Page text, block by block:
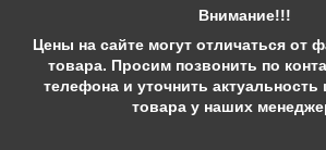
Внимание!!!
Цены на сайте могут отличаться от
товара. Просим позвонить по
телефона и уточнить
товара у наших